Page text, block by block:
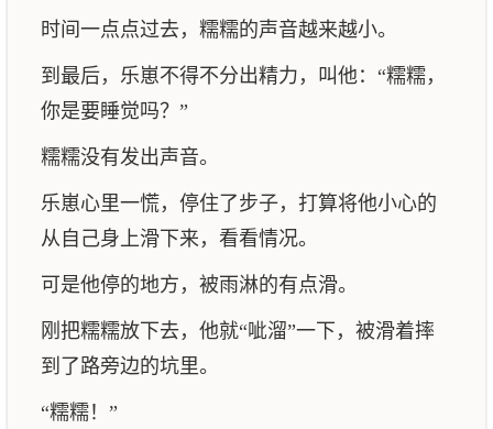
时间一点点过去，糯糯的声音越来越小。
到最后，乐崽不得不分出精力，叫他：“糯糯，
你是要睡觉吗？”
糯糯没有发出声音。
乐崽心里一慌，停住了步子，打算将他小心的
从自己身上滑下来，看看情况。
可是他停的地方，被雨淋的有点滑。
刚把糯糯放下去，他就“呲溜”一下，被滑着摔
到了路旁边的坑里。
“糯糯！”